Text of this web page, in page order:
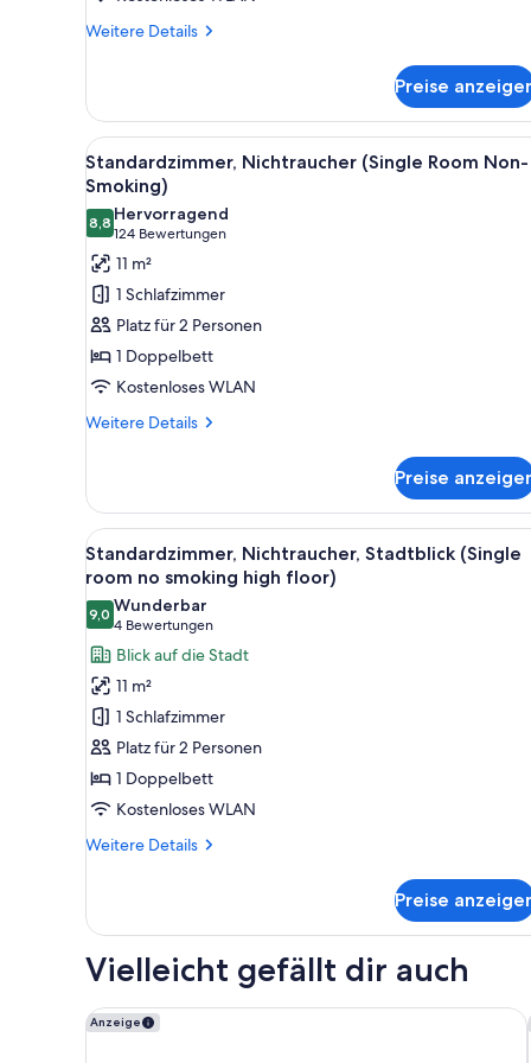
-
anzeigen
Weitere Details
Weitere
Room
Non
Smoking
Preise
Alle
Fotos
für
Standardzimmer,
Nichtraucher
(Single
Room
Non-
Smoking)
anzeigen
Ein Hotelzimmer mit einem
32
Standardzimmer, Nichtraucher (Single Room Non-
Smoking)
8,88,8 von 10
Hervorragend
124 Bewertungen
(124
Bewertungen)
11 m²
1 Schlafzimmer
Platz für 2 Personen
1 Doppelbett
Kostenloses WLAN
Weitere Details
Weitere
Nichtraucher
(Single
Room
Non-
Preise
Alle
Fotos
für
Standardzimmer,
Nichtraucher,
Stadtblick
(Single
room
no
smoking
high
floor)
Ein Hotelzimmer mit einem
32
Standardzimmer, Nichtraucher, Stadtblick (Single
room no smoking high floor)
9,09,0 von 10
Wunderbar
4 Bewertungen
(4
Bewertungen)
Blick auf die Stadt
11 m²
1 Schlafzimmer
Platz für 2 Personen
1 Doppelbett
Kostenloses WLAN
Weitere Details
Weitere
Nichtraucher,
(Single
no
smoking
Preise
Vielleicht gefällt dir auch
Anzeige
Kichijoji Tokyu REI Hotel